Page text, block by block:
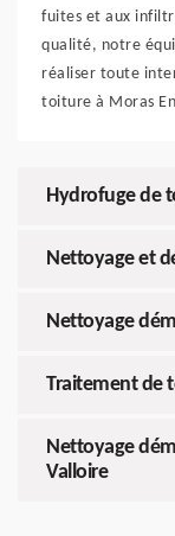
fuites et aux
qualité, notre
réaliser toute
toiture à Moras
Hydrofuge de
Nettoyage et
Nettoyage
Traitement de
Nettoyage
Valloire